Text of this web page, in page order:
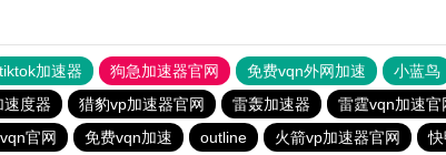
tiktok加速器 狗急加速器官网 免费vqn外网加速 小蓝鸟
速度器 猎豹vp加速器官网 雷轰加速器 雷霆vqn加速官
官网 免费vqn加速 outline 火箭vp加速器官网